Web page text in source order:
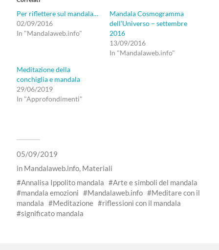
Per riflettere sul mandala…
02/09/2016
In "Mandalaweb.info"
Mandala Cosmogramma
dell’Universo – settembre
2016
13/09/2016
In "Mandalaweb.info"
Meditazione della
conchiglia e mandala
29/06/2019
In "Approfondimenti"
05/09/2019
in Mandalaweb.info, Materiali
Annalisa Ippolito mandala
Arte e simboli del mandala
mandala emozioni
Mandalaweb.info
Meditare con il
mandala
Meditazione
riflessioni con il mandala
significato mandala